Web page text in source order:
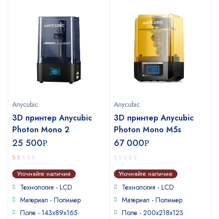
Anycubic
3D принтер Anycubic
Photon Mono 2
25 500Р
1
out
of
Уточняйте наличие
Технология - LCD
Материал - Полимер
Поле - 143х89х165
Anycubic
3D принтер Anycubic
Photon Mono M5s
67 000Р
0
out
of
Уточняйте наличие
Технология - LCD
Материал - Полимер
Поле - 200x218x123